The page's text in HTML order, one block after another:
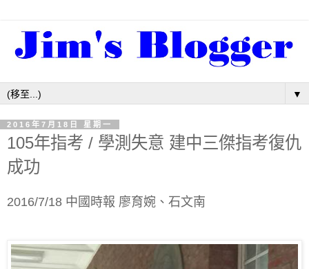
▼
2016年7月18日 星期一
105年指考 / 學測失意 建中三傑指考復仇
成功
2016/7/18 中國時報 廖育婉、 石文南